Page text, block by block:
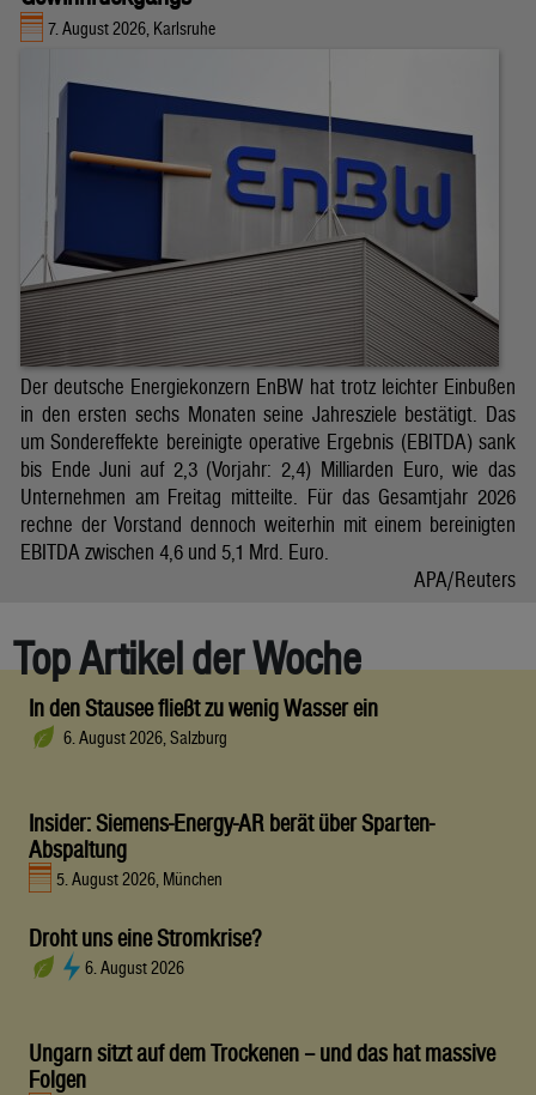
7. August 2026, Karlsruhe
Der deutsche Energiekonzern EnBW hat trotz leichter Einbußen
in den ersten sechs Monaten seine Jahresziele bestätigt. Das
um Sondereffekte bereinigte operative Ergebnis (EBITDA) sank
bis Ende Juni auf 2,3 (Vorjahr: 2,4) Milliarden Euro, wie das
Unternehmen am Freitag mitteilte. Für das Gesamtjahr 2026
rechne der Vorstand dennoch weiterhin mit einem bereinigten
EBITDA zwischen 4,6 und 5,1 Mrd. Euro.
APA/Reuters
Top Artikel der Woche
In den Stausee fließt zu wenig Wasser ein
6. August 2026, Salzburg
Insider: Siemens-Energy-AR berät über Sparten-
Abspaltung
5. August 2026, München
Droht uns eine Stromkrise?
6. August 2026
Ungarn sitzt auf dem Trockenen – und das hat massive
Folgen